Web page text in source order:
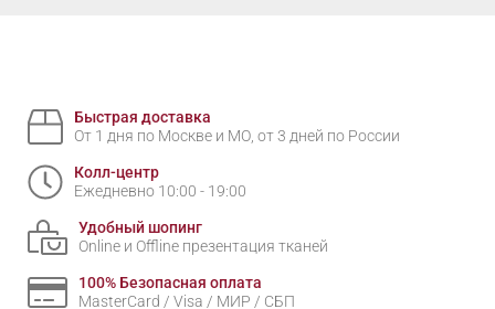
Быстрая доставка
От 1 дня по Москве и МО, от 3 дней по России
Колл-центр
Ежедневно 10:00 - 19:00
Удобный шопинг
Online и Offline презентация тканей
100% Безопасная оплата
MasterCard / Visa / МИР / СБП